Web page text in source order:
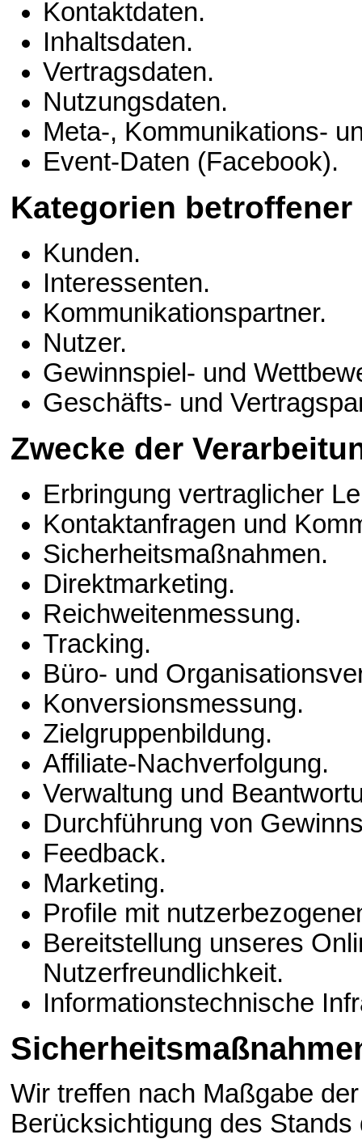
Kontaktdaten.
Inhaltsdaten.
Vertragsdaten.
Nutzungsdaten.
Meta-, Kommunikations-
Event-Daten (Facebook).
Kategorien betroffener
Kunden.
Interessenten.
Kommunikationspartner.
Nutzer.
Gewinnspiel- und
Geschäfts- und
Zwecke der
Erbringung vertraglicher
Kontaktanfragen und
Sicherheitsmaßnahmen.
Direktmarketing.
Reichweitenmessung.
Tracking.
Büro- und
Konversionsmessung.
Zielgruppenbildung.
Affiliate-Nachverfolgung.
Verwaltung und
Durchführung von
Feedback.
Marketing.
Profile mit
Bereitstellung unseres
Nutzerfreundlichkeit.
Informationstechnische
Wir treffen nach Maßgabe
Berücksichtigung des Stands